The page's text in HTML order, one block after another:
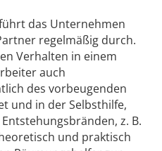
das Unternehmen
regelmäßig durch.
Verhalten in einem
auch
des vorbeugenden
und in der Selbsthilfe,
z. B.
und praktisch